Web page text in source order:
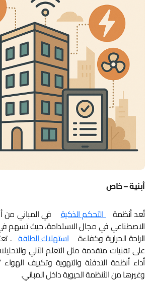
أبنية – خاص
تُعد أنظمة التحكم الذكية
في المباني من
الاصطناعي في مجال الاستدامة، حيث تسهم
الراحة الحرارية وكفاءة
استهلاك الطاقة .
على تقنيات متقدمة مثل التعلم الآلي
وغيرها من الأنظمة الحيوية داخل المباني.